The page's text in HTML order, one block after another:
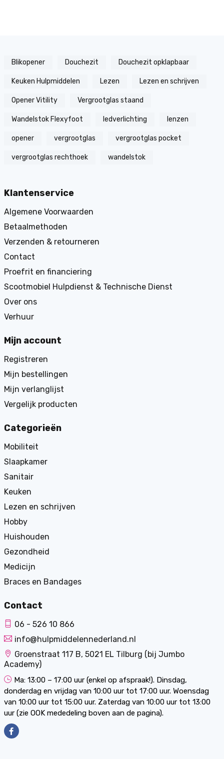
Blikopener Douchezit Douchezit opklapbaar
Keuken Hulpmiddelen Lezen Lezen en schrijven
Opener Vitility Vergrootglas staand
Wandelstok Flexyfoot ledverlichting lenzen
opener vergrootglas vergrootglas pocket
vergrootglas rechthoek wandelstok
Klantenservice
Algemene Voorwaarden
Betaalmethoden
Verzenden & retourneren
Contact
Proefrit en financiering
Scootmobiel Hulpdienst & Technische Dienst
Over ons
Verhuur
Mijn account
Registreren
Mijn bestellingen
Mijn verlanglijst
Vergelijk producten
Categorieën
Mobiliteit
Slaapkamer
Sanitair
Keuken
Lezen en schrijven
Hobby
Huishouden
Gezondheid
Medicijn
Braces en Bandages
Contact
06 - 526 10 866
info@hulpmiddelennederland.nl
Groenstraat 117 B, 5021 EL Tilburg (bij Jumbo
Academy)
Ma: 13:00 – 17:00 uur (enkel op afspraak!). Dinsdag,
donderdag en vrijdag van 10:00 uur tot 17:00 uur. Woensdag
van 10:00 uur tot 15:00 uur. Zaterdag van 10:00 uur tot 13:00
uur (zie OOK mededeling boven aan de pagina).